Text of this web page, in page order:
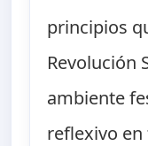
principios
Revolución
ambiente
reflexivo